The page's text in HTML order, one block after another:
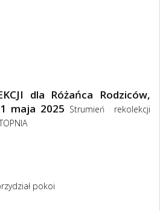
dla Różańca Rodziców,
maja 2025 Strumień rekolekcji
pokoi